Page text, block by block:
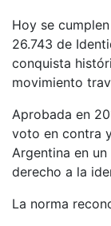
Hoy se
26.743 de
conquista
movimiento
Aprobada en
voto en contra
Argentina en
derecho a la
La norma